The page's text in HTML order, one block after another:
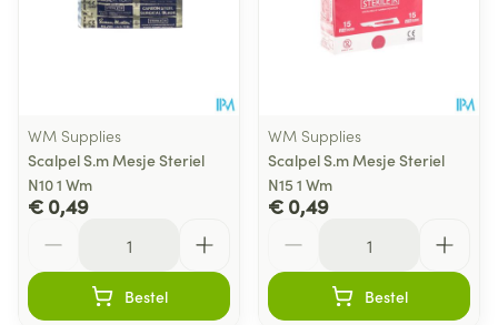
WM Supplies
Scalpel S.m Mesje Steriel
N10 1 Wm
€ 0,49
Bestel
WM Supplies
Scalpel S.m Mesje Steriel
N15 1 Wm
€ 0,49
Bestel